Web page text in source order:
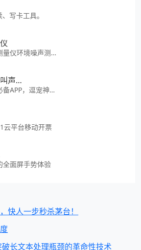
写卡工具。
噪音分贝测量仪环境噪声测量工具
猫叫声狗叫声模拟
爱宠人士必备APP，逗宠神器。
云平台移动开票
全面屏手势体验
快人一步秒杀茅台！
长文本处理瓶颈的革命性技术